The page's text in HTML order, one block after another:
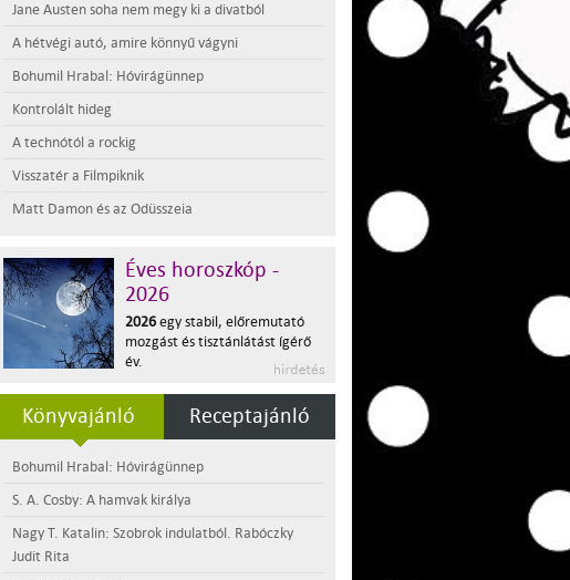
Jane Austen soha nem megy ki a divatból
A hétvégi autó, amire könnyű vágyni
Bohumil Hrabal: Hóvirágünnep
Kontrolált hideg
A technótól a rockig
Visszatér a Filmpiknik
Matt Damon és az Odüsszeia
Éves horoszkóp -
2026
2026 egy stabil, előremutató
mozgást és tisztánlátást ígérő
év.
Könyvajánló Receptajánló
Bohumil Hrabal: Hóvirágünnep
S. A. Cosby: A hamvak királya
Nagy T. Katalin: Szobrok indulatból. Rabóczky
Judit Rita